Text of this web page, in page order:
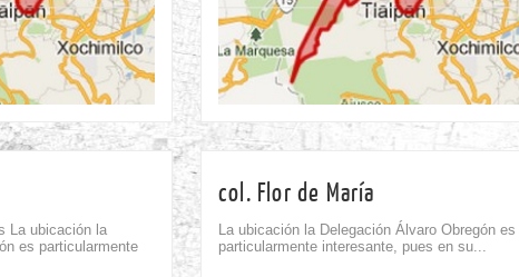
23rd Oct
La ubicación la
es particularmente
col. Flor de María
La ubicación la Delegación Álvaro Obregón es
particularmente interesante, pues en su...